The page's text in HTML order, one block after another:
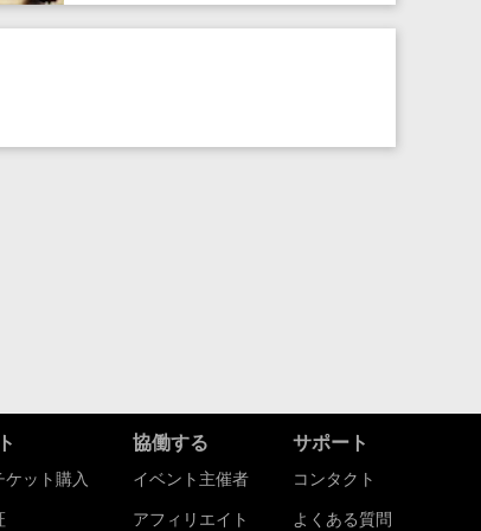
ケット購入
協働する
イベント主催者
アフィリエイト
サポート
コンタクト
よくある質問